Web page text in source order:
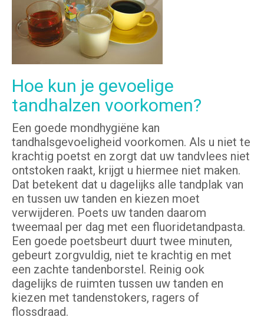
Hoe kun je gevoelige
tandhalzen voorkomen?
Een goede mondhygiëne kan
tandhalsgevoeligheid voorkomen. Als u niet te
krachtig poetst en zorgt dat uw tandvlees niet
ontstoken raakt, krijgt u hiermee niet maken.
Dat betekent dat u dagelijks alle tandplak van
en tussen uw tanden en kiezen moet
verwijderen. Poets uw tanden daarom
tweemaal per dag met een fluoridetandpasta.
Een goede poetsbeurt duurt twee minuten,
gebeurt zorgvuldig, niet te krachtig en met
een zachte tandenborstel. Reinig ook
dagelijks de ruimten tussen uw tanden en
kiezen met tandenstokers, ragers of
flossdraad.